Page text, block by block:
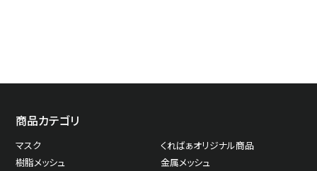
商品カテゴリ
マスク
くればぁオリジナル商品
樹脂メッシュ
金属メッシュ